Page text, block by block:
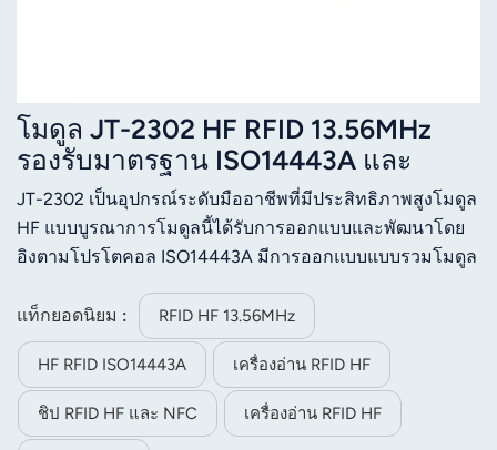
โมดูล JT-2302 HF RFID 13.56MHz
รองรับมาตรฐาน ISO14443A และ
ISO15693 รองรับการ์ด IC Mifare1
JT-2302 เป็นอุปกรณ์ระดับมืออาชีพที่มีประสิทธิภาพสูงโมดูล
HF แบบบูรณาการโมดูลนี้ได้รับการออกแบบและพัฒนาโดย
อิงตามโปรโตคอล ISO14443A มีการออกแบบแบบรวมโมดูล
ได้อย่างรวดเร็ว โมดูลนี้รองรับการ์ด IC Mifare 1 และการ์ดที่
ใช้โปรโตคอล ISO14443A โดยจะระบุ IC และอ่านบล็อก
ข้อมูลที่กำหนด เมื่อการ์ด IC อยู่ใกล้กับเสาอากาศของโมดูล
โมดูลจะอ่านบล็อกข้อมูลที่กำหนด โมดูลนี้ใช้พอร์ตสัญญาณ
UART 3.3V TTL และแหล่งจ่ายไฟ DC 5V
แท็กยอดนิยม : RFID HF 13.56MHz
HF RFID ISO14443A เครื่องอ่าน RFID HF
ชิป RFID HF และ NFC เครื่องอ่าน RFID HF